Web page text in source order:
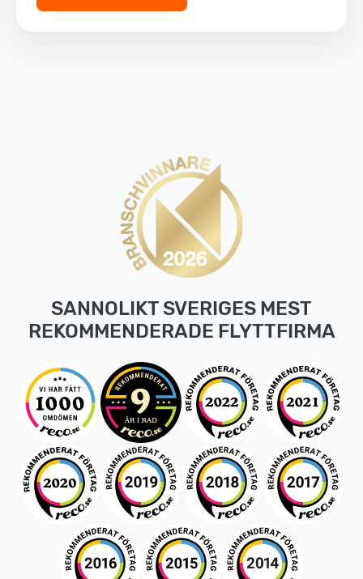
SANNOLIKT SVERIGES MEST
REKOMMENDERADE FLYTTFIRMA